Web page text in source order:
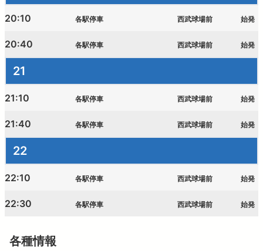
20:10 各駅停車 西武球場前 始発
20:40 各駅停車 西武球場前 始発
21
21:10 各駅停車 西武球場前 始発
21:40 各駅停車 西武球場前 始発
22
22:10 各駅停車 西武球場前 始発
22:30 各駅停車 西武球場前 始発
各種情報